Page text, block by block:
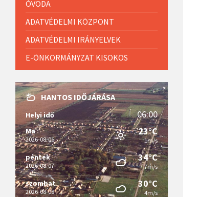
ÓVODA
ADATVÉDELMI KÖZPONT
ADATVÉDELMI IRÁNYELVEK
E-ÖNKORMÁNYZAT KISOKOS
HANTOS IDŐJÁRÁSA
Helyi idő 06:00
Ma
2026-08-06
23°C
1m/s
péntek
2026-08-07
34°C
7m/s
szombat
2026-08-08
30°C
4m/s